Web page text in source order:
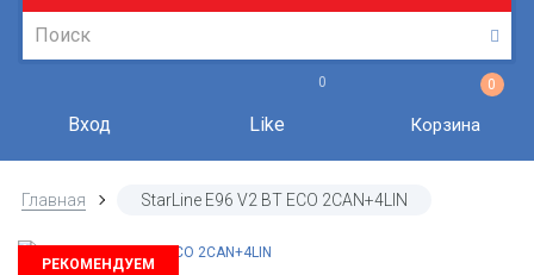
Вход
0
Like
0
Корзина
Главная StarLine E96 V2 BT ECO 2CAN+4LIN
РЕКОМЕНДУЕМ